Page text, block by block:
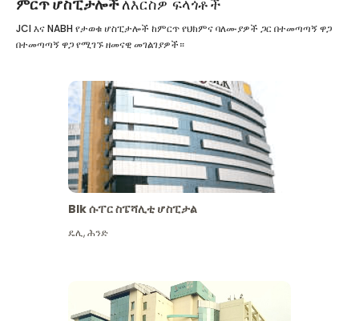
ምርጥ ሆስፒታሎችለእርስዎ ፍላጎቶች
JCI እና NABH የታወቁ ሆስፒታሎች ከምርጥ የህክምና ባለሙያዎች ጋር በተመጣጣኝ ዋጋ
በተመጣጣኝ ዋጋ የሚገኙ ዘመናዊ መገልገያዎች።
Blk ሱፐር ስፔሻሊቲ ሆስፒታል
ዴሊ,ሕንድ